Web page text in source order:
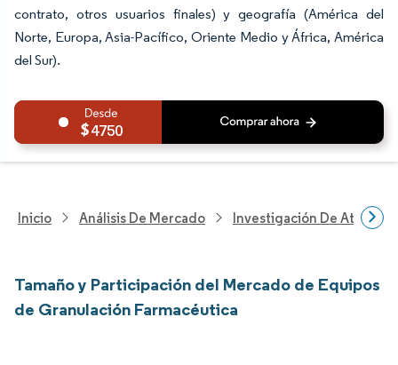
contrato, otros usuarios finales) y geografía (América del
Norte, Europa, Asia-Pacífico, Oriente Medio y África, América
del Sur).
4750
Inicio Análisis De Mercado Investigación De
Tamaño y Participación del Mercado de Equipos
de Granulación Farmacéutica